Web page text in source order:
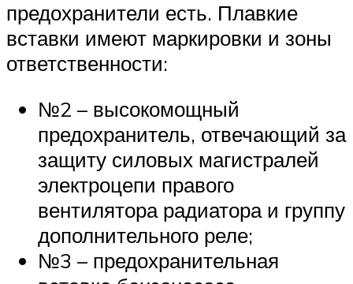
предохранители есть. Плавкие
вставки имеют маркировки и зоны
ответственности:
№2 – высокомощный
предохранитель, отвечающий за
защиту силовых магистралей
электроцепи правого
вентилятора радиатора и группу
дополнительного реле;
№3 – предохранительная